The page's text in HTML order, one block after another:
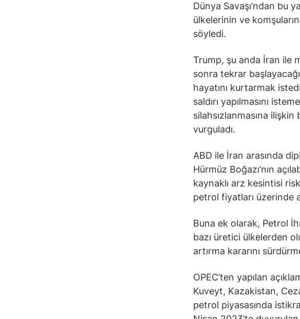
Dünya Savaşı’ndan bu
ülkelerinin ve
söyledi.
Trump, şu anda İran ile
sonra tekrar
hayatını kurtarmak
saldırı yapılmasını
silahsızlanmasına
vurguladı.
ABD ile İran arasında
Hürmüz Boğazı’nın
kaynaklı arz kesintisi
petrol fiyatları üzerinde
Buna ek olarak, Petrol
bazı üretici ülkelerden
artırma kararını
OPEC’ten yapılan
Kuveyt, Kazakistan,
petrol piyasasında